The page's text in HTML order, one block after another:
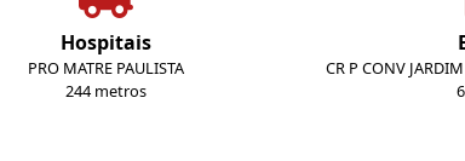
Hospitais
PRO MATRE PAULISTA
244 metros
CR P CONV